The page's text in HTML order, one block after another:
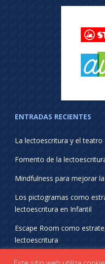
ENTRADAS RECIENTES
La lectoescritura y el teatro
Fomento de la
Mindfulness para mejorar
Los pictogramas como
lectoescritura en Infantil
Escape Room como
lectoescritura
¡SÍGUENOS EN REDES